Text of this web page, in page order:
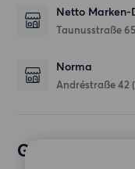
Netto Marken-
Taunusstraße 65
Norma
Andréstraße 42
Gewünschte